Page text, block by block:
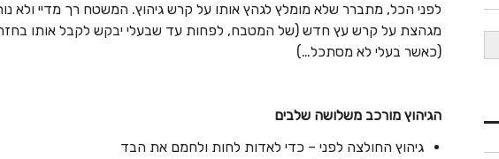
לפני הכל, מתברר שלא מומלץ לגהץ אותו על קרש גיהוץ. המשטח רך מדיי ולא
מגהצת על קרש עץ חדש (של המטבח, לפחות עד שבעלי יבקש לקבל אותו
(כאשר בעלי לא מסתכל…)
הגיהוץ מורכב משלושה שלבים
גיהוץ החולצה לפני – כדי לאדות לחות ולחמם את הבד